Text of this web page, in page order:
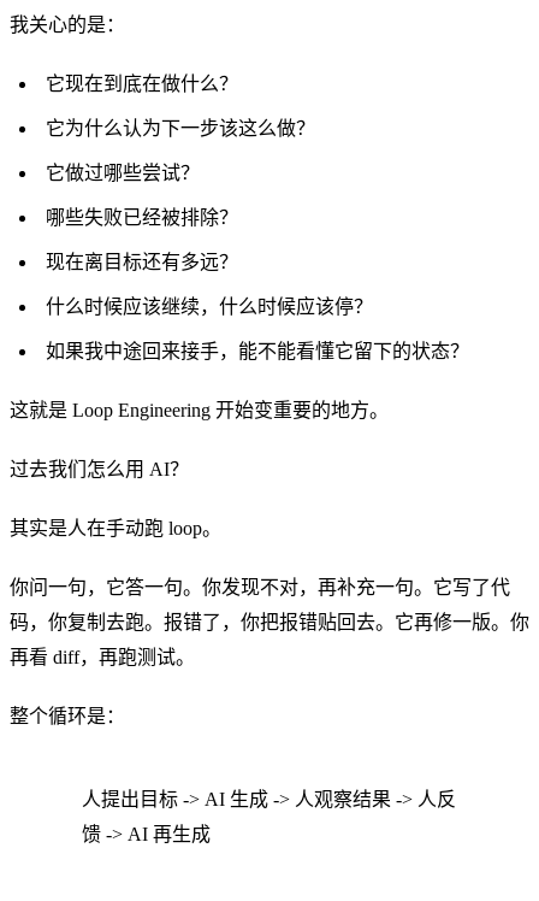
我关心的是：
它现在到底在做什么？
它为什么认为下一步该这么做？
它做过哪些尝试？
哪些失败已经被排除？
现在离目标还有多远？
什么时候应该继续，什么时候应该停？
如果我中途回来接手，能不能看懂它留下的状态？
这就是 Loop Engineering 开始变重要的地方。
过去我们怎么用 AI？
其实是人在手动跑 loop。
你问一句，它答一句。你发现不对，再补充一句。它写了代
码，你复制去跑。报错了，你把报错贴回去。它再修一版。你
再看 diff，再跑测试。
整个循环是：
人提出目标 -> AI 生成 -> 人观察结果 -> 人反
馈 -> AI 再生成